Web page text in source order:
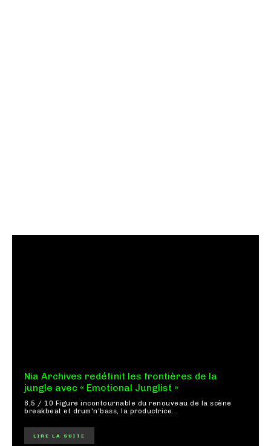
Nia Archives redéfinit les frontières de la
jungle avec « Emotional Junglist »
8,5 / 10 Figure incontournable du renouveau de la scène
breakbeat et drum'n'bass, la productrice...
LIRE LA SUITE